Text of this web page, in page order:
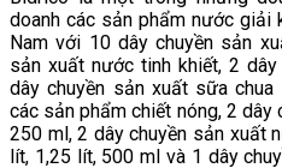
doanh các sản phẩm nước giải
Nam với 10 dây chuyền sản
sản xuất nước tinh khiết, 2
dây chuyền sản xuất sữa
các sản phẩm chiết nóng, 2
250 ml, 2 dây chuyền sản xuất
lít, 1,25 lít, 500 ml và 1 dây